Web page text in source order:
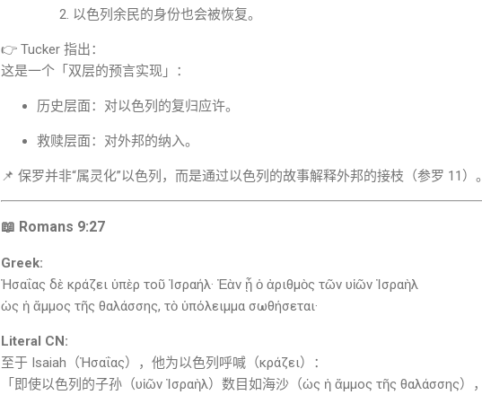
以色列余民的身份也会被恢复。
👉 Tucker 指出：
这是一个「双层的预言实现」：
历史层面：对以色列的复归应许。
救赎层面：对外邦的纳入。
📌 保罗并非“属灵化”以色列，而是通过以色列的故事解释外邦的接枝（参罗 11）。
📖 Romans 9:27
Greek:
Ἠσαΐας δὲ κράζει ὑπὲρ τοῦ Ἰσραήλ· Ἐὰν ᾖ ὁ ἀριθμὸς τῶν υἱῶν Ἰσραὴλ
ὡς ἡ ἄμμος τῆς θαλάσσης, τὸ ὑπόλειμμα σωθήσεται·
Literal CN:
至于 Isaiah （Ἠσαΐας），他为以色列呼喊（κράζει）：
「即使以色列的子孙（υἱῶν Ἰσραὴλ）数目如海沙（ὡς ἡ ἄμμος τῆς θαλάσσης），